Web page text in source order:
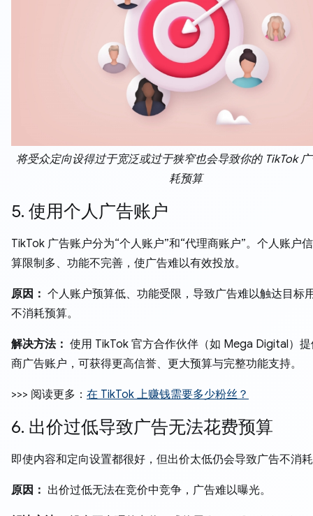
将受众定向设得过于宽泛或过于狭窄也会导致你的 TikTok
耗预算
5. 使用个人广告账户
TikTok 广告账户分为“个人账户”和“代理商账户”。个人账户
算限制多、功能不完善，使广告难以有效投放。
原因： 个人账户预算低、功能受限，导致广告难以触达目标
不消耗预算。
解决方法： 使用 TikTok 官方合作伙伴（如 Mega Digital）
商广告账户，可获得更高信誉、更大预算与完整功能支持。
>>> 阅读更多： 在 TikTok 上赚钱需要多少粉丝？
6. 出价过低导致广告无法花费预算
即使内容和定向设置都很好，但出价太低仍会导致广告不消
原因： 出价过低无法在竞价中竞争，广告难以曝光。